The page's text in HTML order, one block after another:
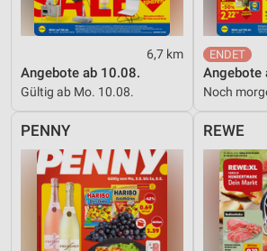
6,7 km
Angebote ab 10.08.
Gültig ab Mo. 10.08.
Angebote
Noch
PENNY REWE